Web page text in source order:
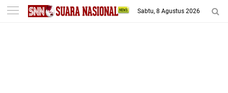
-->
Sabtu, 8 Agustus 2026